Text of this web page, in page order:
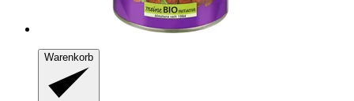
Warenkorb